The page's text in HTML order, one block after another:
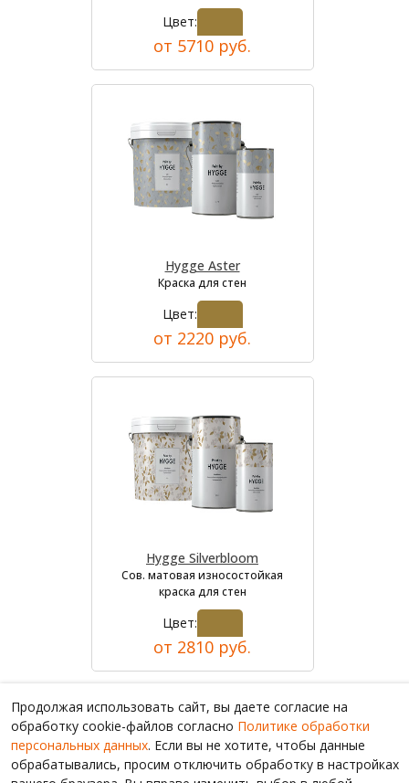
Цвет:
от 5710 руб.
Hygge Aster
Краска для стен
Цвет:
от 2220 руб.
Hygge Silverbloom
Сов. матовая износостойкая
краска для стен
Цвет:
от 2810 руб.
Продолжая использовать сайт, вы даете согласие на
обработку cookie-файлов согласно Политике обработки
персональных данных. Если вы не хотите, чтобы данные
обрабатывались, просим отключить обработку в настройках